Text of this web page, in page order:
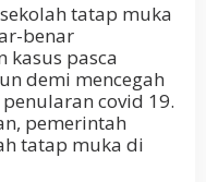
tatap muka
benar
kasus pasca
demi mencegah
covid 19.
pemerintah
tatap muka di